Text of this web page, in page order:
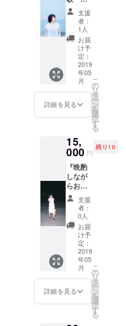
かかり
ませ
ん。
（ドリ
ンク代
は別
途） ・
活動報
告閲覧
権付属
⭐︎印刷す
ネーム
をご希
は、そ
れを発
送先の
お名前
と共に
備考欄
にお書
きくだ
さい。
員の方
と開催
しよう
と思い
ます）⭐︎
女子限
定（男
性でご
応募頂
いた方
は申し
消しと
させて
頂きま
す）⭐︎ご
飲食代
はこち
らで設
定する
金額内
にさせ
て頂き
ます。
・活動
報告閲
覧権付
属
で聴き
たく
ね？委
員会』
・都内
音楽ス
タジオ
にて、
３０分
程度
（会話
含め）
のプラ
トライ
ブを開
催いた
しま
す。 日
程は5月
を予定
してお
り、こ
ちらで
幾つか
の候補
日をお
送りし
ます。
その中
で皆様
支援
者：
1人
お届
け予
定：
2019
年05
月
詳細を見る
こ
の
リ
タ
ー
ン
を
選
択
す
る
15,
000 円
残り10
『晩酌
しなが
らお悩
みでも
なんで
も喋り
倒しま
しょう
プラ
ン』 ・
吉原茉
依香が
勝手に
一人で
晩酌し
ながら
支援
者：
0人
お届
け予
定：
2019
年05
月
詳細を見る
こ
の
リ
タ
ー
ン
を
選
択
す
る